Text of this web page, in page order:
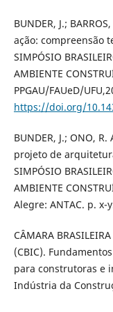
BUNDER, J.;
ação: compreensão
SIMPÓSIO
AMBIENTE
PPGAU/FAUeD/
https://doi.org/
BUNDER, J.; ONO,
projeto de
SIMPÓSIO
AMBIENTE
Alegre: ANTAC. p. x-
CÂMARA
(CBIC).
para construtoras e
Indústria da